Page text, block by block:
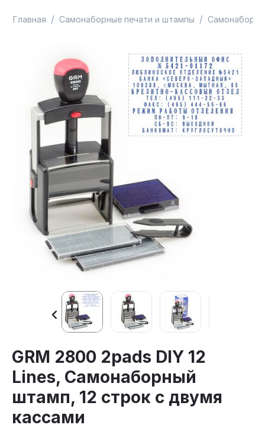
Главная / Самонаборные печати и штампы /
GRM 2800 2pads DIY 12
Lines, Самонаборный
штамп, 12 строк с двумя
кассами